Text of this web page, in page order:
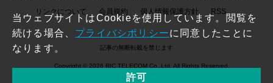
リンクについて 会員規約 個人情報保護方針 RSS
記事の無断転載を禁じます
Copyright © 2026 RIC TELECOM Co.,Ltd. All Rights Reserved.
当ウェブサイトはCookieを使用しています。閲覧を
続ける場合、 プライバシポリシーに同意したことに
なります。
許可